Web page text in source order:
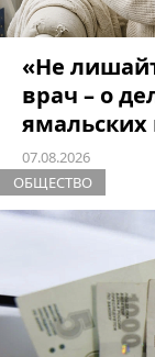
«Не
врач – о
07.08.2026
ОБЩЕСТВО